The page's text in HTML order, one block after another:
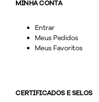
MINHA CONTA
Entrar
Meus Pedidos
Meus Favoritos
CERTIFICADOS E SELOS